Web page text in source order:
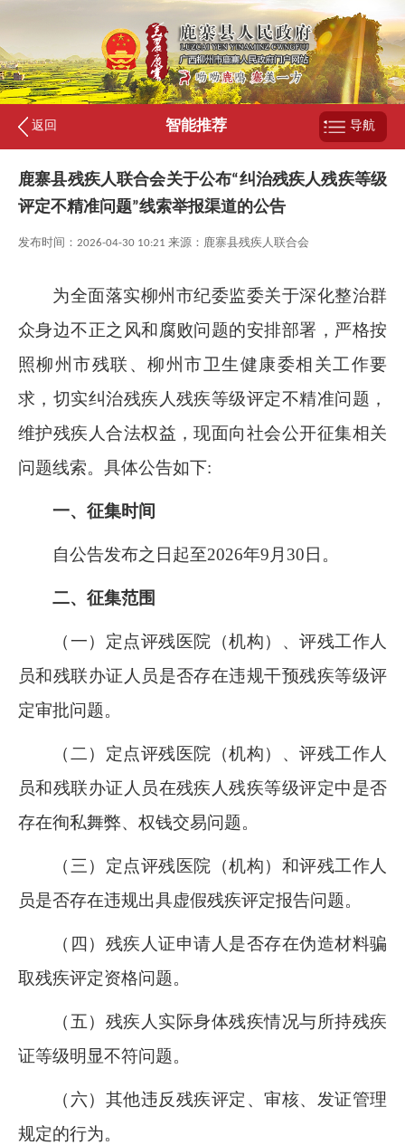
返回 智能推荐 导航
鹿寨县残疾人联合会关于公布“纠治残疾人残疾等级
评定不精准问题”线索举报渠道的公告
发布时间：2026-04-30 10:21 来源：鹿寨县残疾人联合会
为全面落实柳州市纪委监委关于深化整治群
众身边不正之风和腐败问题的安排部署，严格按
照柳州市残联、柳州市卫生健康委相关工作要
求，切实纠治残疾人残疾等级评定不精准问题，
维护残疾人合法权益，现面向社会公开征集相关
问题线索。具体公告如下:
一、征集时间
自公告发布之日起至2026年9月 30 日。
二、征集范围
（一）定点评残医院（机构）、评残工作人
员和残联办证人员是否存在违规干预残疾等级评
定审批问题。
（二）定点评残医院（机构）、评残工作人
员和残联办证人员在残疾人残疾等级评定中是否
存在徇私舞弊、权钱交易问题。
（三）定点评残医院（机构）和评残工作人
员是否存在违规出具虚假残疾评定报告问题。
（四）残疾人证申请人是否存在伪造材料骗
取残疾评定资格问题。
（五）残疾人实际身体残疾情况与所持残疾
证等级明显不符问题。
（六）其他违反残疾评定、审核、发证管理
规定的行为。